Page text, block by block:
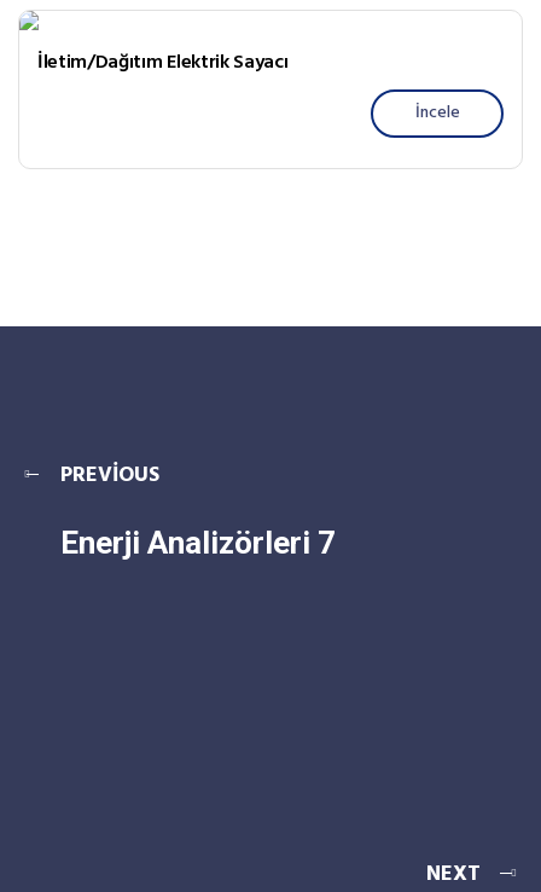
İletim/Dağıtım Elektrik Sayacı
İncele
PREVIOUS
Enerji Analizörleri 7
NEXT